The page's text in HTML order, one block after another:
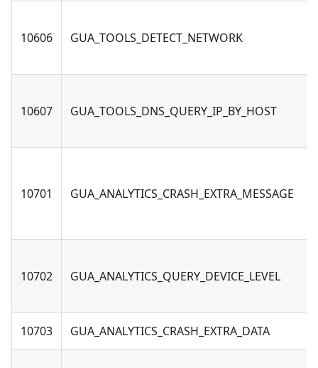
10606 GUA_TOOLS_DETECT_NETWORK
10607 GUA_TOOLS_DNS_QUERY_IP_BY_HOST
10701 GUA_ANALYTICS_CRASH_EXTRA_MESSAGE
10702 GUA_ANALYTICS_QUERY_DEVICE_LEVEL
10703 GUA_ANALYTICS_CRASH_EXTRA_DATA